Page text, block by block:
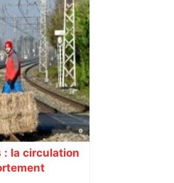
: la circulation